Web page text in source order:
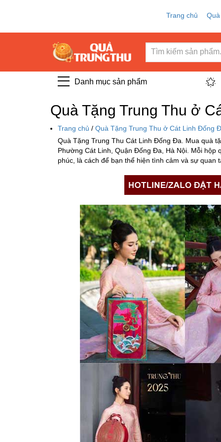
Trang chủ
Danh mục sản phẩm
Quà Tặng Trung Thu ở
Trang chủ / Quà Tặng Trung Thu ở Cát Linh Đống
Quà Tặng Trung Thu Cát Linh Đống Đa. Mua quà
Phường Cát Linh, Quận Đống Đa, Hà Nội. Mỗi hộp
phúc, là cách để bạn thể hiện tình cảm và sự quan